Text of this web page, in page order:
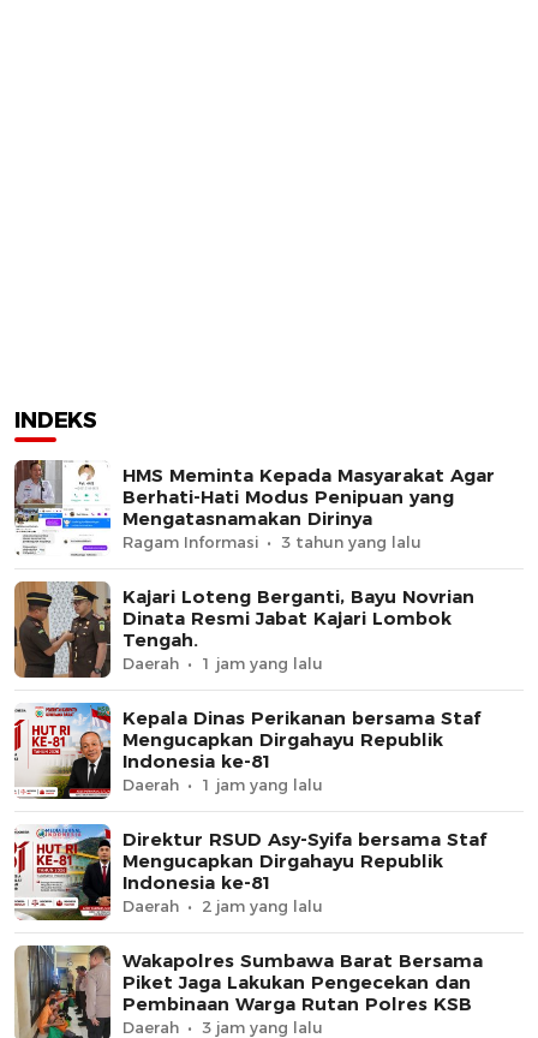
INDEKS
HMS Meminta Kepada Masyarakat Agar
Berhati-Hati Modus Penipuan yang
Mengatasnamakan Dirinya
Ragam Informasi 3 tahun yang lalu
Kajari Loteng Berganti, Bayu Novrian
Dinata Resmi Jabat Kajari Lombok
Tengah.
Daerah 1 jam yang lalu
Kepala Dinas Perikanan bersama Staf
Mengucapkan Dirgahayu Republik
Indonesia ke-81
Daerah 1 jam yang lalu
Direktur RSUD Asy-Syifa bersama Staf
Mengucapkan Dirgahayu Republik
Indonesia ke-81
Daerah 2 jam yang lalu
Wakapolres Sumbawa Barat Bersama
Piket Jaga Lakukan Pengecekan dan
Pembinaan Warga Rutan Polres KSB
Daerah 3 jam yang lalu